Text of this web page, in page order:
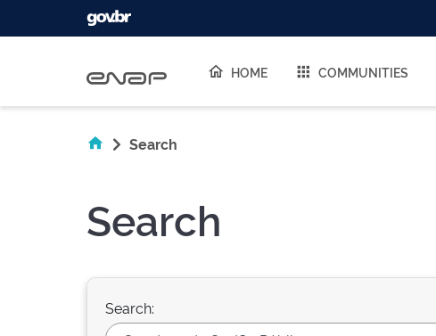
HOME COMMUNITIES
Search
Search
Search: